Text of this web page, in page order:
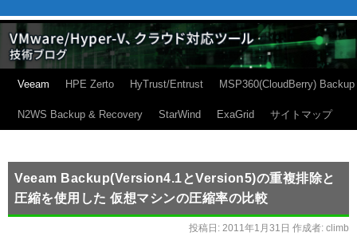
Veeam HPE Zerto HyTrust/Entrust MSP360(CloudBerry) Backup
N2WS Backup & Recovery StarWind ExaGrid サイトマップ
Veeam Backup(Version4.1とVersion5)の重複排除と
圧縮を使用した 仮想マシンの圧縮率の比較
投稿日: 2011年1月31日 作成者: climb